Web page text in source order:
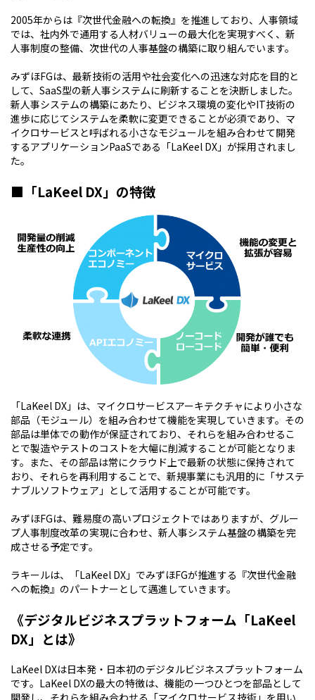
2005年からは『次世代金融への転換』を推進しており、人事領域
では、社内外で通用する人材バリューの最大化を実現すべく、新
人事制度の整備、次世代の人事基盤の構築に取り組んでいます。
みずほFGは、最新技術の活用や社会変化への迅速な対応を目的と
して、SaaS型の新人事システムに刷新することを決断しました。
新人事システムの構築にあたり、ビジネス環境の変化やIT技術の
進歩に応じてシステムを柔軟に変更できることが必須であり、マ
イクロサービスと呼ばれる小さなモジュールを組み合わせて開発
するアプリケーションPaaSである「LaKeel DX」が採用されまし
た。
■「LaKeel DX」の特徴
「LaKeel DX」は、マイクロサービスアーキテクチャにより小さな
部品（モジュール）を組み合わせて機能を実現していきます。その
部品は単体での動作が保証されており、それらを組み合わせるこ
とで製造やテストのコストを大幅に削減することが可能となりま
す。また、その部品は常にクラウド上で最新の状態に保持されて
おり、それらを再利用することで、新規事業にも汎用的に「サステ
ナブルソフトウェア」として活用することが可能です。
みずほFGは、難易度の高いプロジェクトではありますが、グルー
プ人事制度改革の実現に合わせ、新人事システム基盤の構築を完
成させる予定です。
ラキールは、「LaKeel DX」でみずほFGが推進する『次世代金融
への転換』のパートナーとして邁進していきます。
《デジタルビジネスプラットフォーム「LaKeel
DX」とは》
LaKeel DXは日本発・日本初のデジタルビジネスプラットフォーム
です。LaKeel DXの最大の特徴は、機能の一つひとつを部品として
開発し、それらを組み合わせる「マイクロサービス技術」を用い